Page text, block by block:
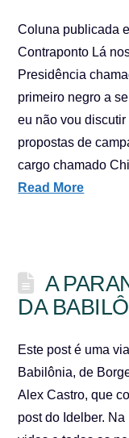
Coluna publicada
Contraponto Lá
Presidência
primeiro negro a
eu não vou
propostas de
cargo chamado
Read More
A
DA
Este post é uma
Babilônia, de
Alex Castro, que
post do Idelber.